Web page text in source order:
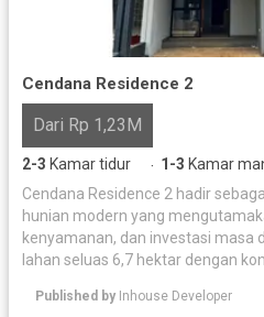
Cendana Residence 2
Dari Rp 1,23M
2-3 Kamar tidur · 1-3 Kamar
Cendana Residence 2 hadir
hunian modern yang
kenyamanan, dan investasi masa
lahan seluas 6,7 hektar dengan
mendukung gaya hidup dinamis
Published by Inhouse Developer